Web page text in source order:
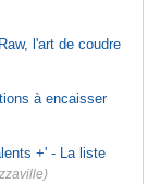
l'art de coudre
à encaisser
+' - La liste